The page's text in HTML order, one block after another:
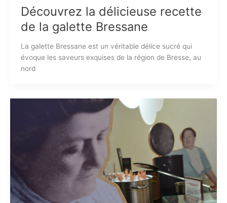
Découvrez la délicieuse recette
de la galette Bressane
La galette Bressane est un véritable délice sucré qui
évoque les saveurs exquises de la région de Bresse, au
nord